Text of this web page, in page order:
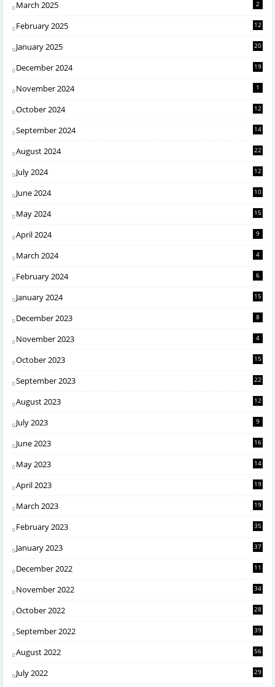
March 2025 2
February 2025 12
January 2025 20
December 2024 19
November 2024 1
October 2024 12
September 2024 14
August 2024 22
July 2024 12
June 2024 10
May 2024 15
April 2024 9
March 2024 4
February 2024 6
January 2024 15
December 2023 8
November 2023 4
October 2023 15
September 2023 22
August 2023 12
July 2023 9
June 2023 16
May 2023 14
April 2023 19
March 2023 19
February 2023 35
January 2023 37
December 2022 11
November 2022 34
October 2022 28
September 2022 39
August 2022 56
July 2022 29